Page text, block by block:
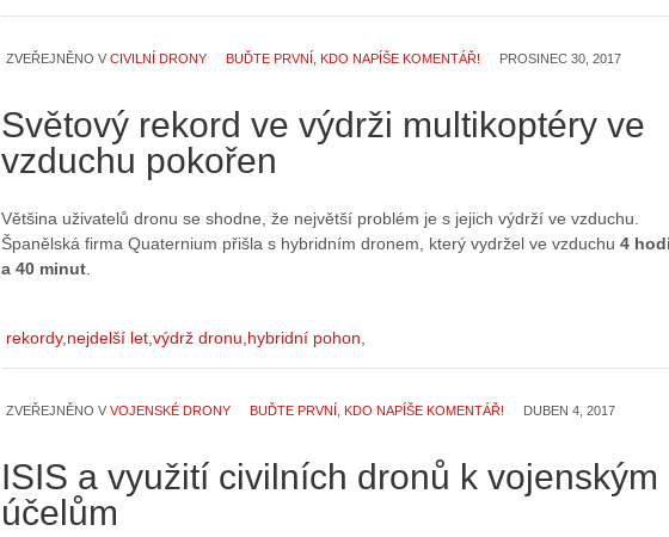
ZVEŘEJNĚNO V CIVILNÍ DRONY BUĎTE PRVNÍ, KDO NAPÍŠE KOMENTÁŘ! PROSINEC 30, 2017
Světový rekord ve výdrži multikoptéry ve
vzduchu pokořen
Většina uživatelů dronu se shodne, že největší problém je s jejich výdrží ve vzduchu.
Španělská firma Quaternium přišla s hybridním dronem, který vydržel ve vzduchu 4
a 40 minut
rekordy nejdelší let výdrž dronu hybridní pohon
ZVEŘEJNĚNO V VOJENSKÉ DRONY BUĎTE PRVNÍ, KDO NAPÍŠE KOMENTÁŘ! DUBEN 4, 2017
ISIS a využití civilních dronů k vojenským
účelům